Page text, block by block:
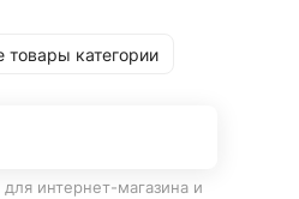
товары категории
интернет-магазина и